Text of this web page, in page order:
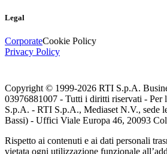
Legal
CorporateCookie Policy
Privacy Policy
Copyright © 1999-2026 RTI S.p.A.
03976881007 - Tutti i diritti riservati - Per
S.p.A. - RTI S.p.A., Mediaset N.V., sede
Bassi) - Uffici Viale Europa 46, 20093
Rispetto ai contenuti e ai dati personali
vietata ogni utilizzazione funzionale